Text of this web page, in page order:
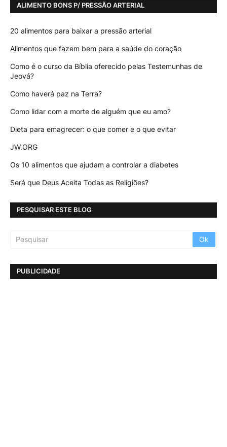
ALIMENTO BONS P/ PRESSÃO ARTERIAL
20 alimentos para baixar a pressão arterial
Alimentos que fazem bem para a saúde do coração
Como é o curso da Bíblia oferecido pelas Testemunhas de
Jeová?
Como haverá paz na Terra?
Como lidar com a morte de alguém que eu amo?
Dieta para emagrecer: o que comer e o que evitar
JW.ORG
Os 10 alimentos que ajudam a controlar a diabetes
Será que Deus Aceita Todas as Religiões?
PESQUISAR ESTE BLOG
PUBLICIDADE